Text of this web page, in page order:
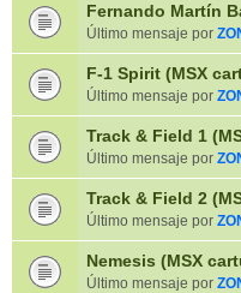
Fernando Martín
Último mensaje por
F-1 Spirit (MSX
Último mensaje por
Track & Field 1
Último mensaje por
Track & Field 2
Último mensaje por
Nemesis (MSX
Último mensaje por